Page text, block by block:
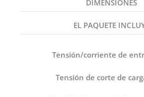
DIMENSIONES
EL PAQUETE
Tensión/corriente de
Tensión de corte de